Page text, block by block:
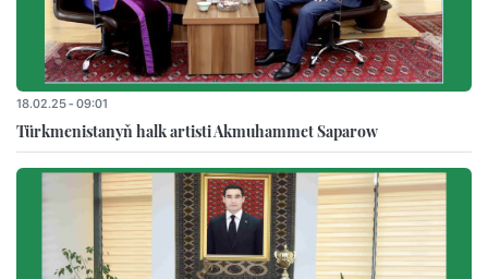
18.02.25 - 09:01
Türkmenistanyň halk artisti Akmuhammet Saparow